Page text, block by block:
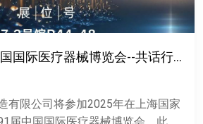
2025年第91届中国国际医疗器械博览会--共话行业未来，共赴科技之约
有限公司将参加2025年在上海国家
届中国国际医疗器械博览会。此次